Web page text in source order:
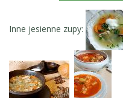
Inne jesienne zupy: